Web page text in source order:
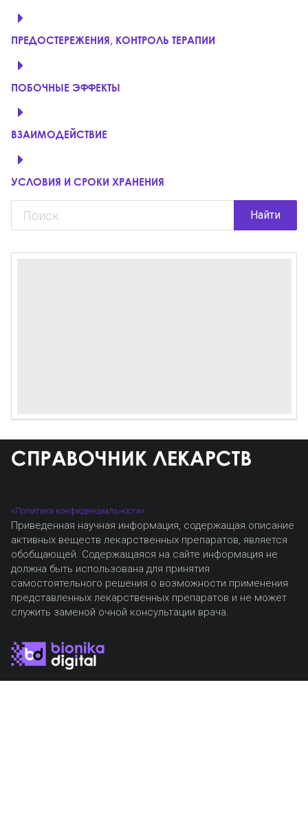
ПРЕДОСТЕРЕЖЕНИЯ, КОНТРОЛЬ ТЕРАПИИ
ПОБОЧНЫЕ ЭФФЕКТЫ
ВЗАИМОДЕЙСТВИЕ
УСЛОВИЯ И СРОКИ ХРАНЕНИЯ
Найти
«Политика конфиденциальности»
Приведенная научная информация, содержащая описание
активных веществ лекарственных препаратов, является
обобщающей. Содержащаяся на сайте информация не
должна быть использована для принятия
самостоятельного решения о возможности применения
представленных лекарственных препаратов и не может
служить заменой очной консультации врача.